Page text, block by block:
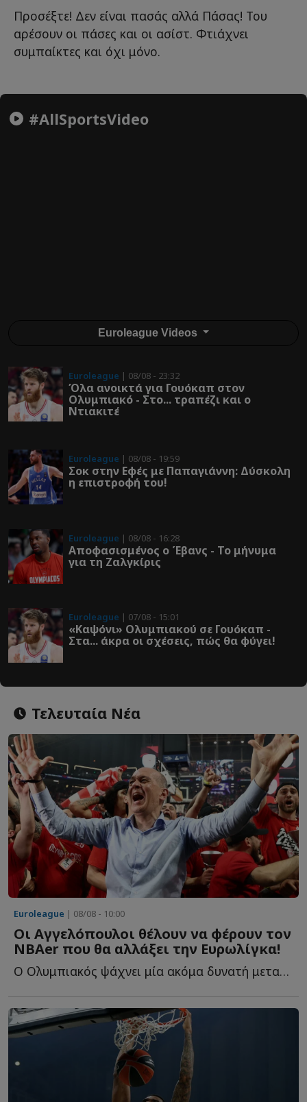
Προσέξτε! Δεν είναι πασάς αλλά Πάσας! Του
αρέσουν οι πάσες και οι ασίστ. Φτιάχνει
συμπαίκτες και όχι μόνο.
#AllSportsVideo
Euroleague Videos
Euroleague | 08/08 - 23:32
Όλα ανοικτά για Γουόκαπ στον
Ολυμπιακό - Στο... τραπέζι και ο
Ντιακιτέ
Euroleague | 08/08 - 19:59
Σοκ στην Εφές με Παπαγιάννη: Δύσκολη
η επιστροφή του!
Euroleague | 08/08 - 16:28
Αποφασισμένος ο Έβανς - Το μήνυμα
για τη Ζαλγκίρις
Euroleague | 07/08 - 15:01
«Καψόνι» Ολυμπιακού σε Γουόκαπ -
Στα... άκρα οι σχέσεις, πώς θα φύγει!
Τελευταία Νέα
Euroleague | 08/08 - 10:00
Οι Αγγελόπουλοι θέλουν να φέρουν τον
NBAer που θα αλλάξει την Ευρωλίγκα!
Ο Ολυμπιακός ψάχνει μία ακόμα δυνατή μεταγραφή και ξ...